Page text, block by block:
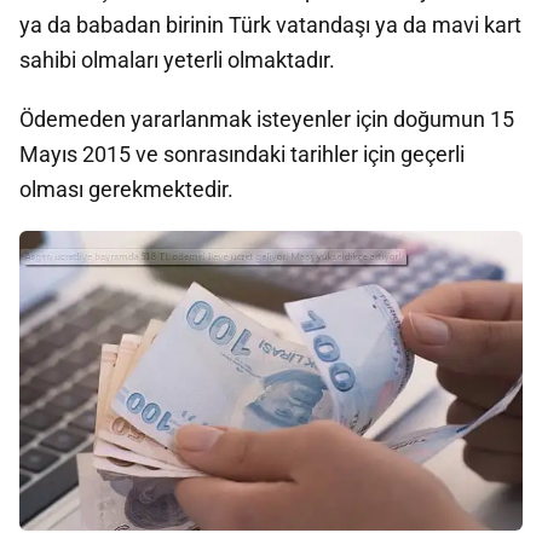
ya da babadan birinin Türk vatandaşı ya da mavi kart
sahibi olmaları yeterli olmaktadır.
Ödemeden yararlanmak isteyenler için doğumun 15
Mayıs 2015 ve sonrasındaki tarihler için geçerli
olması gerekmektedir.